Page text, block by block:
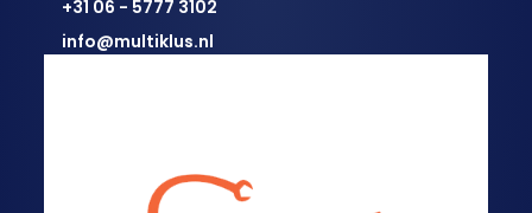
+31 06 - 5777 3102
info@multiklus.nl